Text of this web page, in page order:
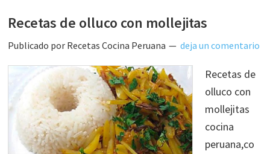
Recetas de olluco con mollejitas
Publicado por Recetas Cocina Peruana deja un comentario
Recetas de
olluco con
mollejitas
cocina
peruana,co